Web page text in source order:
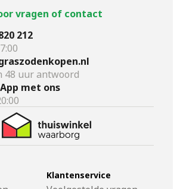
vragen of contact
212
48 uur antwoord
met ons
Klantenservice